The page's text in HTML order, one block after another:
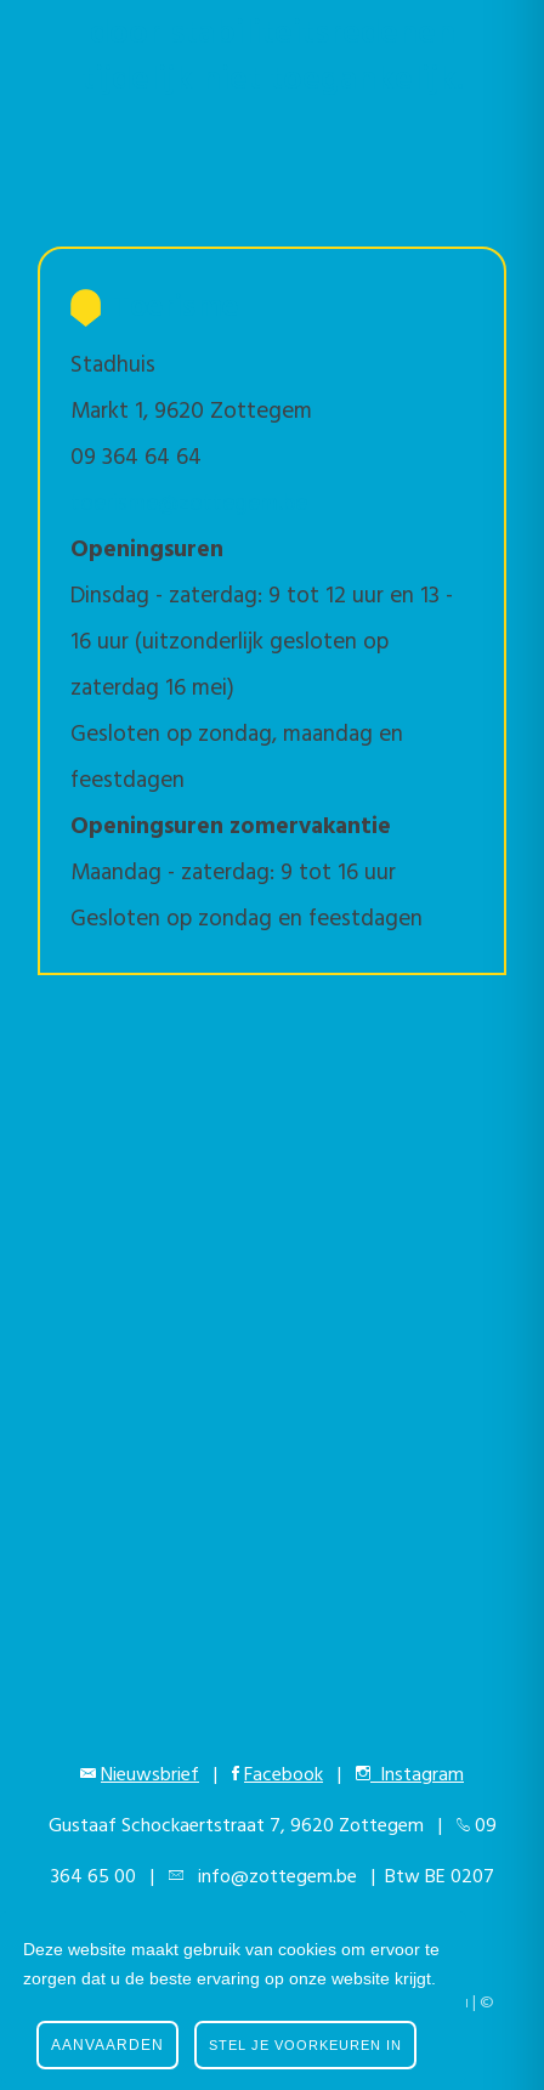
Deze website maakt gebruik van cookies om ervoor te
zorgen dat u de beste ervaring op onze website krijgt.
STEL JE VOORKEUREN IN
AANVAARDEN
Stadhuis
Markt 1, 9620 Zottegem
09 364 64 64
Openingsuren
Dinsdag - zaterdag: 9 tot 12 uur en 13 -
16 uur (uitzonderlijk gesloten op
zaterdag 16 mei)
Gesloten op zondag, maandag en
feestdagen
Openingsuren zomervakantie
Maandag - zaterdag: 9 tot 16 uur
Gesloten op zondag en feestdagen
Nieuwsbrief | Facebook |
Instagram
Gustaaf Schockaertstraat 7, 9620 Zottegem |
09
364 65 00 | info@zottegem.be | Btw BE 0207
Telefonisch bereikbaar elke werkdag van 9.00u tot 12.00u | ©
Stad Zottegem | Powered byThe eForum Factory